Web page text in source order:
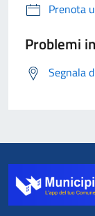
Prenota
Problemi
Segnala